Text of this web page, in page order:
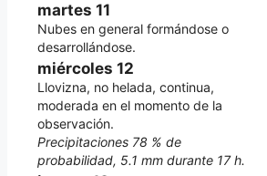
martes 11
Nubes en general formándose o
desarrollándose.
miércoles 12
Llovizna, no helada, continua,
moderada en el momento de la
observación.
Precipitaciones 78 % de
probabilidad, 5.1 mm durante 17 h.